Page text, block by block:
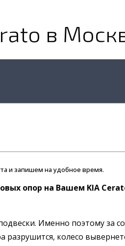
в
и запишем на удобное время.
опор на Вашем KIA
Именно поэтому за
колесо